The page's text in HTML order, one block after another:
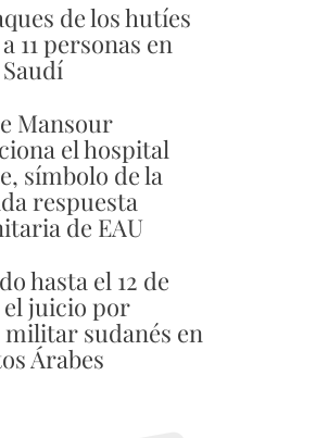
de los hutíes
11 personas en
Mansour
el hospital
símbolo de la
respuesta
de EAU
hasta el 12 de
el juicio por
sudanés en
Árabes